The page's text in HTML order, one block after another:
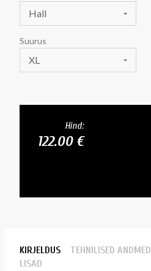
Hall
Suurus
XL
Hind:
122.00 €
KIRJELDUS TEHNILISED ANDMED
LISAD